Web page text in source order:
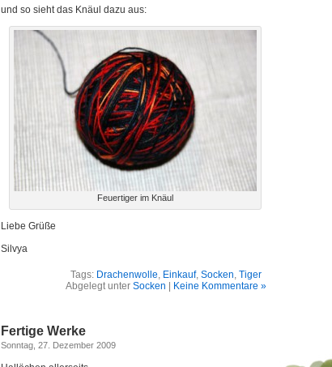
und so sieht das Knäul dazu aus:
Feuertiger im Knäul
Liebe Grüße
Silvya
Tags: Drachenwolle, Einkauf, Socken, Tiger
Abgelegt unter Socken Keine Kommentare »
Fertige Werke
Sonntag, 27. Dezember 2009